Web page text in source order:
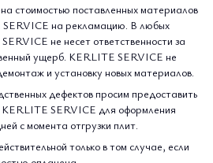
стоимостью поставленных материалов
на рекламацию. В любых
не несет ответственности за
ущерб. KERLITE SERVICE не
и установку новых материалов.
дефектов просим предоставить
SERVICE для оформления
с момента отгрузки плит.
только в том случае, если